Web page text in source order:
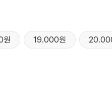
원 19.000원